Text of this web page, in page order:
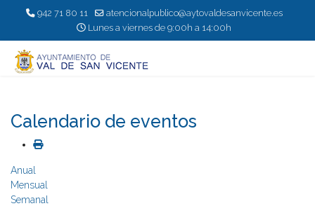
942 71 80 11
atencionalpublico@aytovaldesanvicente.es
Lunes a viernes de 9:00h a 14:00h
Calendario de eventos
Anual
Mensual
Semanal